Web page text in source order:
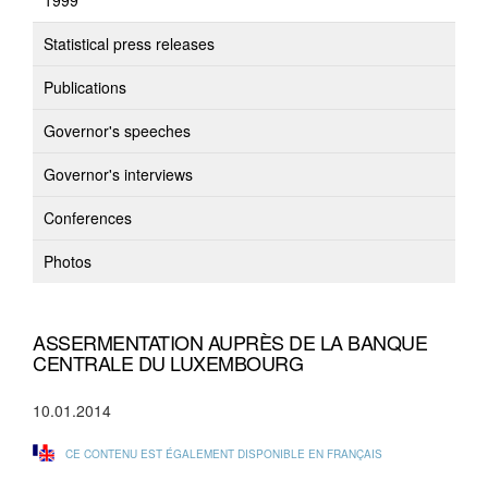
Statistical press releases
Publications
Governor's speeches
Governor's interviews
Conferences
Photos
ASSERMENTATION AUPRÈS DE LA BANQUE
CENTRALE DU LUXEMBOURG
10.01.2014
CE CONTENU EST ÉGALEMENT DISPONIBLE EN FRANÇAIS